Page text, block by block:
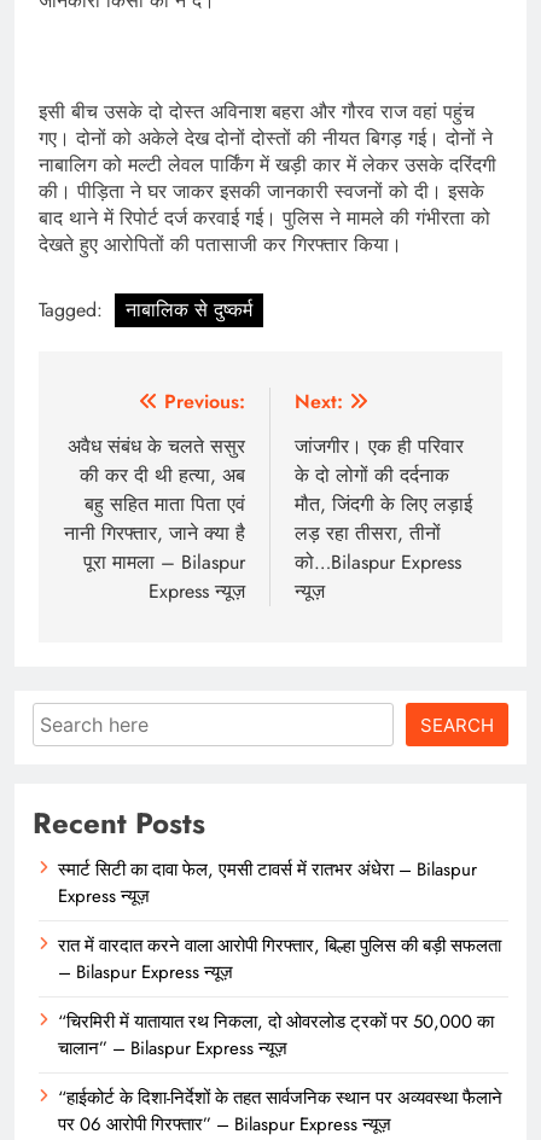
इसी बीच उसके दो दोस्त अविनाश बहरा और गौरव राज वहां पहुंच
गए। दोनों को अकेले देख दोनों दोस्तों की नीयत बिगड़ गई। दोनों ने
नाबालिग को मल्टी लेवल पार्किंग में खड़ी कार में लेकर उसके दरिंदगी
की। पीड़िता ने घर जाकर इसकी जानकारी स्वजनों को दी। इसके
बाद थाने में रिपोर्ट दर्ज करवाई गई। पुलिस ने मामले की गंभीरता को
देखते हुए आरोपितों की पतासाजी कर गिरफ्तार किया।
Tagged: नाबालिक से दुष्कर्म
navigation
Previous:
अवैध संबंध के चलते ससुर
की कर दी थी हत्या, अब
बहु सहित माता पिता एवं
नानी गिरफ्तार, जाने क्या है
पूरा मामला – Bilaspur
Express न्यूज़
Next:
जांजगीर। एक ही परिवार
के दो लोगों की दर्दनाक
मौत, जिंदगी के लिए लड़ाई
लड़ रहा तीसरा, तीनों
को…Bilaspur Express
न्यूज़
Search SEARCH
Recent Posts
स्मार्ट सिटी का दावा फेल, एमसी टावर्स में रातभर अंधेरा – Bilaspur
Express न्यूज़
रात में वारदात करने वाला आरोपी गिरफ्तार, बिल्हा पुलिस की बड़ी सफलता
– Bilaspur Express न्यूज़
“चिरमिरी में यातायात रथ निकला, दो ओवरलोड ट्रकों पर 50,000 का
चालान” – Bilaspur Express न्यूज़
“हाईकोर्ट के दिशा-निर्देशों के तहत सार्वजनिक स्थान पर अव्यवस्था फैलाने
पर 06 आरोपी गिरफ्तार” – Bilaspur Express न्यूज़